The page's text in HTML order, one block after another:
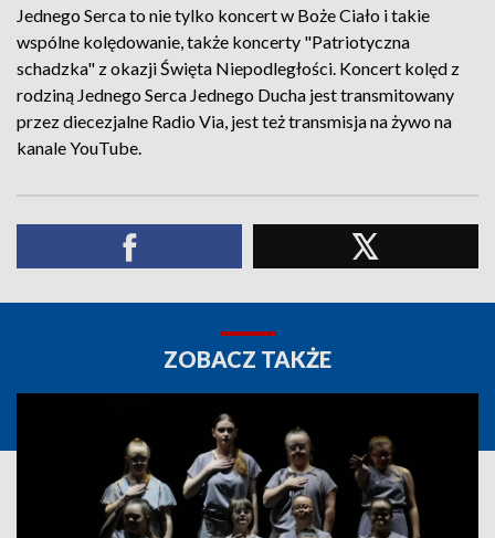
Jednego Serca to nie tylko koncert w Boże Ciało i takie
wspólne kolędowanie, także koncerty "Patriotyczna
schadzka" z okazji Święta Niepodległości. Koncert kolęd z
rodziną Jednego Serca Jednego Ducha jest transmitowany
przez diecezjalne Radio Via, jest też transmisja na żywo na
kanale YouTube.
ZOBACZ TAKŻE